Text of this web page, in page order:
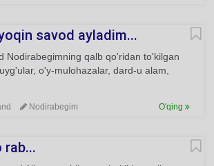
savod ayladim...
Nodirabegimning qalb qo'ridan to'kilgan
o'y-mulohazalar, dard-u alam,
Nodirabegim O'qing
rab...